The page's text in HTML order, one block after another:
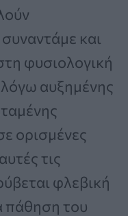
και
φυσιολογική
λόγω αυξημένης
ορισμένες
τις
φλεβική
πάθηση του